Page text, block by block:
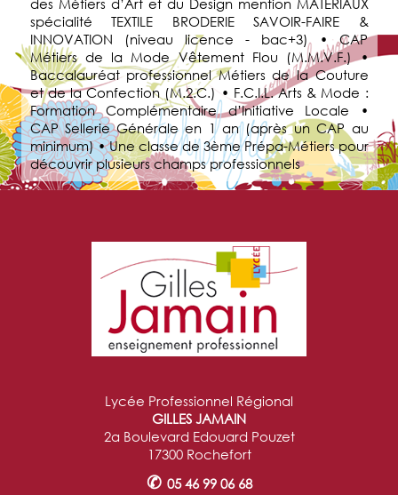
des Métiers d’Art et du Design mention MATÉRIAUX
spécialité TEXTILE BRODERIE SAVOIR-FAIRE &
INNOVATION (niveau licence - bac+3) • CAP
Métiers de la Mode Vêtement Flou (M.M.V.F.) •
Baccalauréat professionnel Métiers de la Couture
et de la Confection (M.2.C.) • F.C.I.L. Arts & Mode :
Formation Complémentaire d’Initiative Locale •
CAP Sellerie Générale en 1 an (après un CAP au
minimum) • Une classe de 3ème Prépa-Métiers pour
découvrir plusieurs champs professionnels
Lycée Professionnel Régional
GILLES JAMAIN
2a Boulevard Edouard Pouzet
17300 Rochefort
✆ 05 46 99 06 68